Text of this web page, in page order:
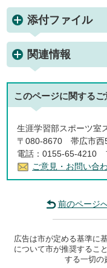
添付ファイル
関連情報
このページに関するご
生涯学習部スポーツ室
〒080-8670 帯広市西
電話：0155-65-4210
ご意見・お問い合
前のページ
広告は市が定める基準に
について市が推奨するこ
する一切の